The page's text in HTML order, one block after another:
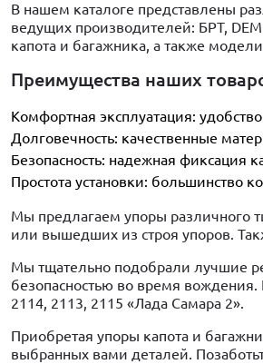
В нашем каталоге представлены
ведущих производителей: БРТ,
капота и багажника, а также
Преимущества наших
Комфортная эксплуатация:
Долговечность: качественные
Безопасность: надежная фиксация
Простота установки: большинство
Мы предлагаем упоры различного
или вышедших из строя упоров.
Мы тщательно подобрали лучшие
безопасностью во время
2114, 2113, 2115 «Лада Самара 2».
Приобретая упоры капота и
выбранных вами деталей.